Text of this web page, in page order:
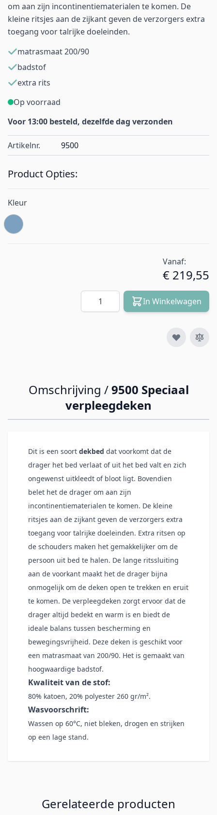
om aan zijn incontinentiematerialen te komen. De
kleine ritsjes aan de zijkant geven de verzorgers extra
toegang voor talrijke doeleinden.
matrasmaat 200/90
badstof
extra rits
Op voorraad
Voor 13:00 besteld, dezelfde dag verzonden
Artikelnr. 9500
Product Opties:
Kleur
Vanaf:
€ 219,55
Aantal In Winkelwagen
Omschrijving /9500 Speciaal
verpleegdeken
Dit is een soort dekbed dat voorkomt dat de
drager het bed verlaat of uit het bed valt en zich
ongewenst uitkleedt of bloot ligt. Bovendien
belet het de drager om aan zijn
incontinentiematerialen te komen. De kleine
ritsjes aan de zijkant geven de verzorgers extra
toegang voor talrijke doeleinden. Extra ritsen op
de schouders maken het gemakkelijker om de
persoon uit bed te halen. De lange ritssluiting
aan de voorkant maakt het de drager bijna
onmogelijk om de deken open te trekken en eruit
te komen. De verpleegdeken zorgt ervoor dat de
drager altijd bedekt en warm is en biedt de
ideale balans tussen bescherming en
bewegingsvrijheid. Deze deken is geschikt voor
een matrasmaat van 200/90. Het is gemaakt van
hoogwaardige badstof.
Kwaliteit van de stof:
80% katoen, 20% polyester 260 gr/m².
Wasvoorschrift:
Wassen op 60°C, niet bleken, drogen en strijken
op een lage stand.
Gerelateerde producten